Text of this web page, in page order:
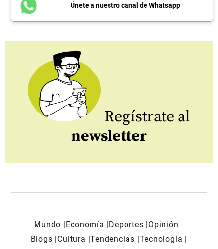
Únete a nuestro canal de Whatsapp
Regístrate al
newsletter
Mundo Economía Deportes
Opinión
Blogs
Cultura Tendencias Tecnología